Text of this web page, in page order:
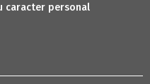
caracter personal